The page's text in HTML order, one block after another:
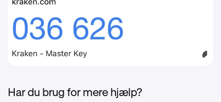
Har du brug for mere hjælp?